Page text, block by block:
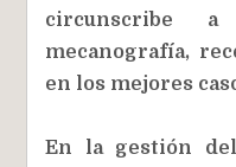
circunscribe
mecanografía,
en los mejores
En la gestión